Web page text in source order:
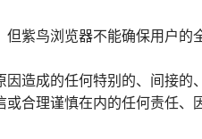
紫鸟浏览器不能确保用户
造成的任何特别的、间接的
合理谨慎在内的任何责任